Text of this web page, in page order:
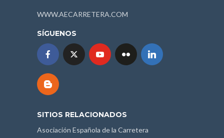
WWW.AECARRETERA.COM
SÍGUENOS
SITIOS RELACIONADOS
Asociación Española de la Carretera